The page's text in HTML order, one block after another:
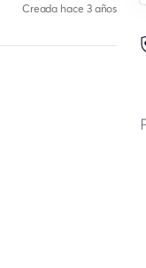
Creada hace 3 años